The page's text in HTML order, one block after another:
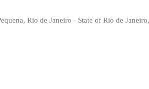
Rio de Janeiro - State of Rio de